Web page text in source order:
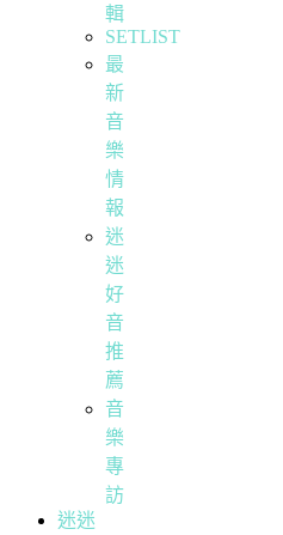
輯
SETLIST
最
新
音
樂
情
報
迷
迷
好
音
推
薦
音
樂
專
訪
迷迷